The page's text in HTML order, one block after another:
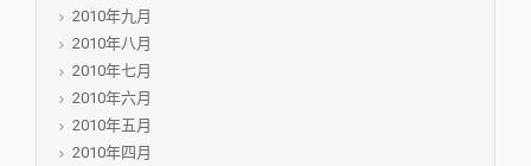
2010年九月
2010年八月
2010年七月
2010年六月
2010年五月
2010年四月